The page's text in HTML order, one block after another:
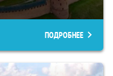
ПОДРОБНЕЕ